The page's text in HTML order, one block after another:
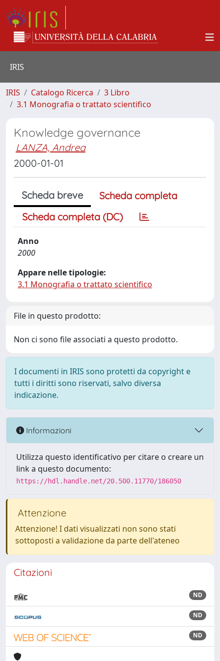
IRIS
IRIS Catalogo Ricerca
3 Libro
3.1 Monografia o trattato scientifico
Knowledge governance
LANZA, Andrea
2000-01-01
Scheda breve
Scheda completa
Scheda completa (DC)
Anno
2000
Appare nelle tipologie:
3.1 Monografia o trattato scientifico
File in questo prodotto:
Non ci sono file associati a questo prodotto.
I documenti in IRIS sono protetti da copyright e
tutti i diritti sono riservati, salvo diversa
indicazione.
Informazioni
Utilizza questo identificativo per citare o creare un
link a questo documento:
https://hdl.handle.net/20.500.11770/186050
Attenzione
Attenzione! I dati visualizzati non sono stati
sottoposti a validazione da parte dell'ateneo
Citazioni
ND
ND
ND